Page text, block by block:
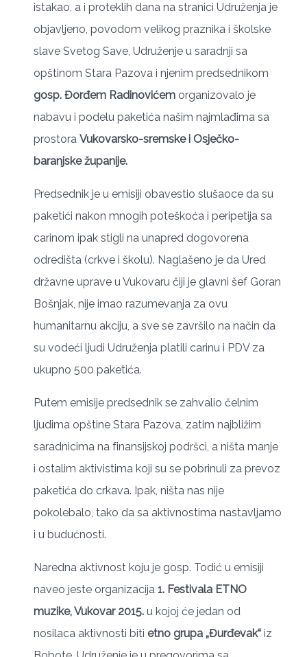
istakao, a i proteklih dana na stranici Udruženja je
objavljeno, povodom velikog praznika i školske
slave Svetog Save, Udruženje u saradnji sa
opštinom Stara Pazova i njenim predsednikom
gosp. Đorđem Radinovićem organizovalo je
nabavu i podelu paketića našim najmlađima sa
prostora Vukovarsko-sremske i Osječko-
baranjske županije.
Predsednik je u emisiji obavestio slušaoce da su
paketići nakon mnogih poteškoća i peripetija sa
carinom ipak stigli na unapred dogovorena
odredišta (crkve i školu). Naglašeno je da Ured
državne uprave u Vukovaru čiji je glavni šef Goran
Bošnjak, nije imao razumevanja za ovu
humanitarnu akciju, a sve se završilo na način da
su vodeći ljudi Udruženja platili carinu i PDV za
ukupno 500 paketića.
Putem emisije predsednik se zahvalio čelnim
ljudima opštine Stara Pazova, zatim najbližim
saradnicima na finansijskoj podršci, a ništa manje
i ostalim aktivistima koji su se pobrinuli za prevoz
paketića do crkava. Ipak, ništa nas nije
pokolebalo, tako da sa aktivnostima nastavljamo
i u budućnosti.
Naredna aktivnost koju je gosp. Todić u emisiji
naveo jeste organizacija 1. Festivala ETNO
muzike, Vukovar 2015. u kojoj će jedan od
nosilaca aktivnosti biti etno grupa „Đurđevak“ iz